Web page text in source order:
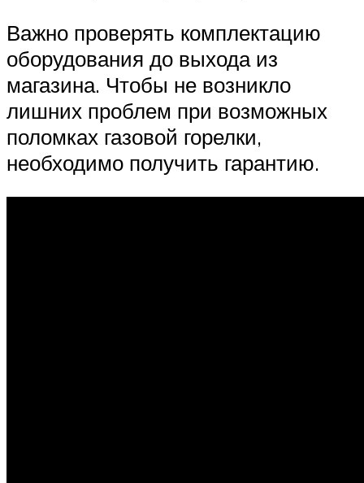
Важно проверять комплектацию
оборудования до выхода из
магазина. Чтобы не возникло
лишних проблем при возможных
поломках газовой горелки,
необходимо получить гарантию.